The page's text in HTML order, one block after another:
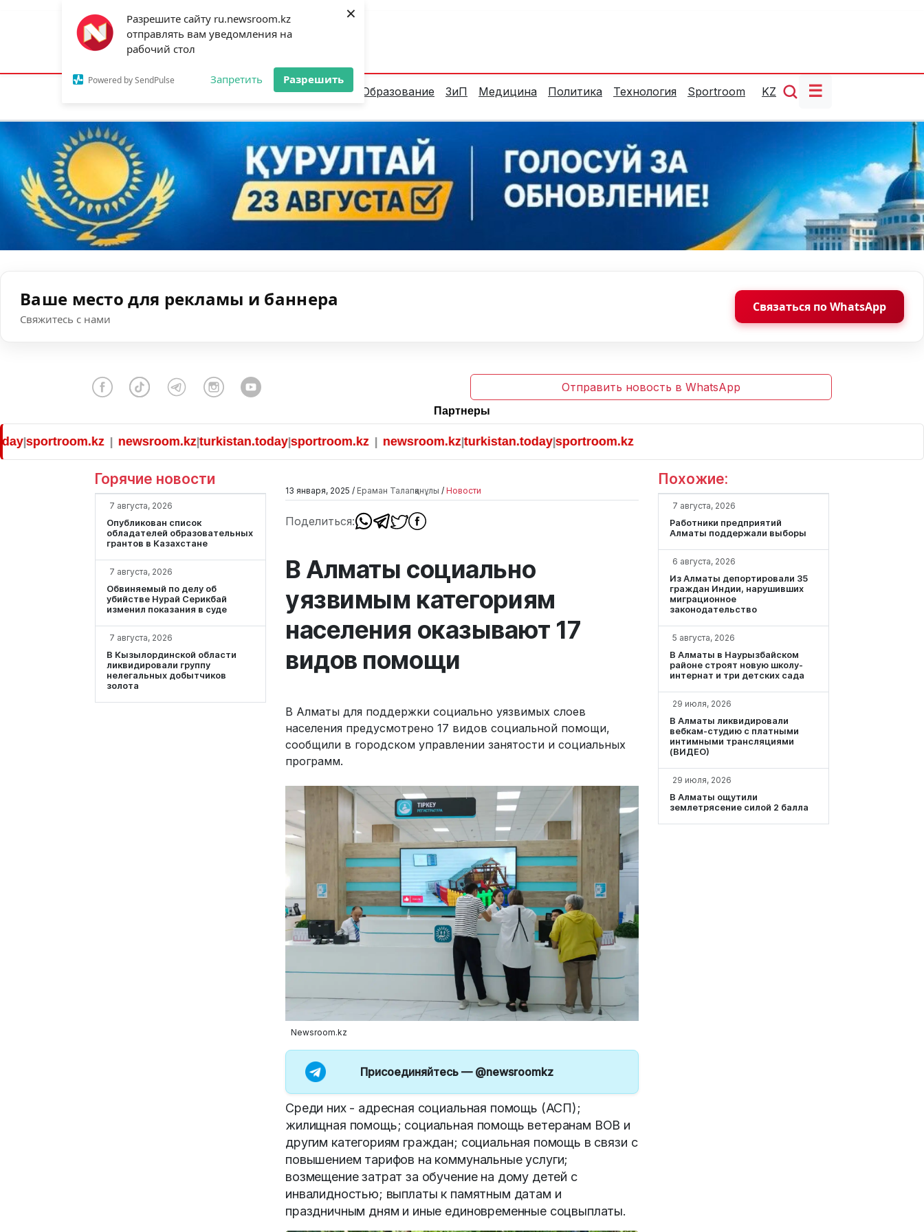
Разрешите сайту ru.newsroom.kz
отправлять вам уведомления на
рабочий стол
Powered by SendPulse Запретить Разрешить
×
Астана:21°C Алматы:29°C Шымкент:
Новости Аналитика Образование ЗиП Медицина Политика Технология Sportroom KZ ☰
Ваше место для рекламы и баннера
Свяжитесь с нами
Связаться по WhatsApp
Отправить новость в WhatsApp
Партнеры
|newsroom.kz|turkistan.today|sportroom.kz|newsroom.kz|turkistan.today|sportroom.kz
Горячие новости
7 августа, 2026
Опубликован список
обладателей образовательных
грантов в Казахстане
7 августа, 2026
Обвиняемый по делу об
убийстве Нурай Серикбай
изменил показания в суде
7 августа, 2026
В Кызылординской области
ликвидировали группу
нелегальных добытчиков
золота
13 января, 2025 / Ераман Талапқанұлы / Новости
Поделиться:
В Алматы социально
уязвимым категориям
населения оказывают 17
видов помощи
В Алматы для поддержки социально уязвимых слоев
населения предусмотрено 17 видов социальной помощи,
сообщили в городском управлении занятости и социальных
программ.
Newsroom.kz
Присоединяйтесь — @newsroomkz
Среди них - адресная социальная помощь (АСП);
жилищная помощь; социальная помощь ветеранам ВОВ и
другим категориям граждан; социальная помощь в связи с
повышением тарифов на коммунальные услуги;
возмещение затрат за обучение на дому детей с
инвалидностью; выплаты к памятным датам и
праздничным дням и иные единовременные соцвыплаты.
Похожие:
7 августа, 2026
Работники предприятий
Алматы поддержали выборы
6 августа, 2026
Из Алматы депортировали 35
граждан Индии, нарушивших
миграционное
законодательство
5 августа, 2026
В Алматы в Наурызбайском
районе строят новую школу-
интернат и три детских сада
29 июля, 2026
В Алматы ликвидировали
вебкам-студию с платными
интимными трансляциями
(ВИДЕО)
29 июля, 2026
В Алматы ощутили
землетрясение силой 2 балла